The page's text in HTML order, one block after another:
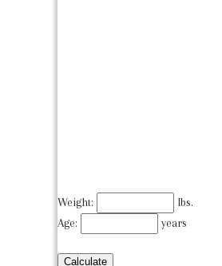
Weight:
lbs.
Age:
years